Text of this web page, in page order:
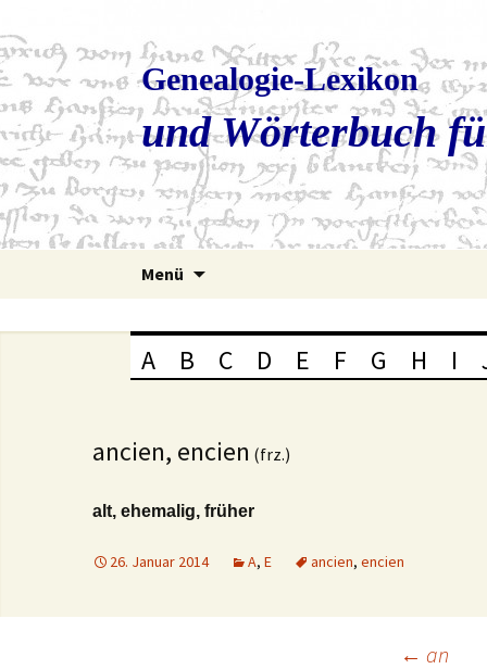
Genealogie-Lexikon
und Wörterbuch
Menü
A B C D E F G H I
ancien, encien (frz.)
alt, ehemalig, früher
26. Januar 2014 A, E ancien, encien
← an